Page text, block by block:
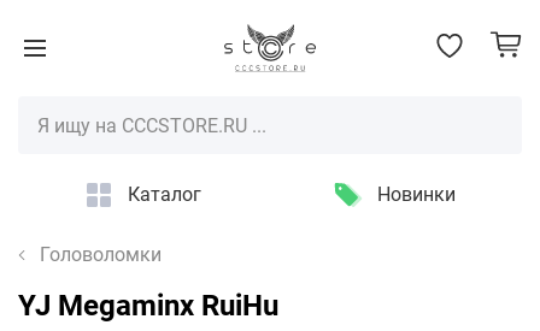
Каталог Новинки
Головоломки
YJ Megaminx RuiHu